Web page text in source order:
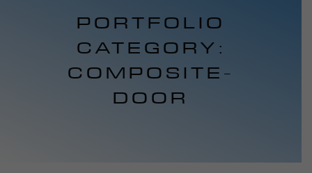
PORTFOLIO
CATEGORY:
COMPOSITE-
DOOR